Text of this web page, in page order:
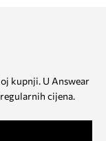
kupnji. U Answear
cijena.